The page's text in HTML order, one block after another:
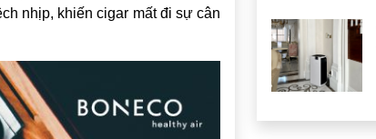
nhịp, khiến cigar mất đi sự cân